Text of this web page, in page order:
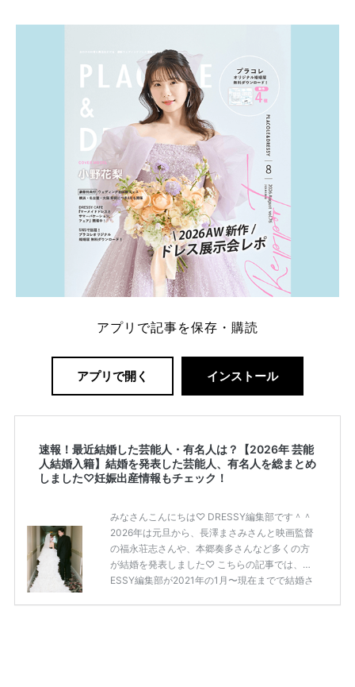
一番お得？」「プラコレの特典は？」といった疑問も
解決します。 まずは診断で候補を絞れる「ウェディ
ング診断」か、体験型 […]続きを読む
アプリで記事を保存・購読
アプリで開く インストール
速報！最近結婚した芸能人・有名人は？【2026年 芸能
人結婚入籍】結婚を発表した芸能人、有名人を総まとめ
しました♡妊娠出産情報もチェック！
みなさんこんにちは♡ DRESSY編集部です＾＾
2026年は元旦から、長澤まさみさんと映画監督
の福永荘志さんや、本郷奏多さんなど多くの方
が結婚を発表しました♡ こちらの記事では、DR
ESSY編集部が2021年の1月〜現在までで結婚さ